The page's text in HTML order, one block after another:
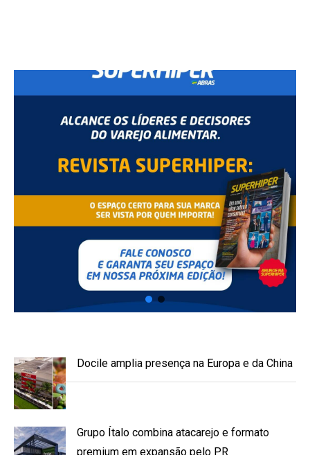
Docile amplia presença na Europa e da China
Grupo Ítalo combina atacarejo e formato
premium em expansão pelo PR